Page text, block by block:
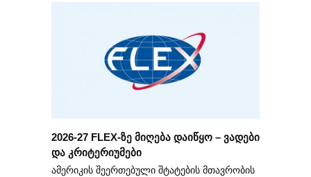
2026-27 FLEX-ზე მიღება დაიწყო – ვადები
და კრიტერიუმები
ამერიკის შეერთებული შტატების მთავრობის